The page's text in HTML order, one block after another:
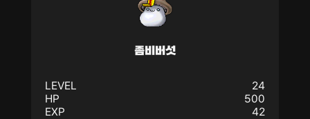
좀비버섯
LEVEL
24
HP
500
EXP
42